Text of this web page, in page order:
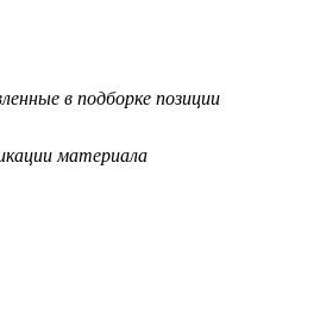
в подборке позиции
материала